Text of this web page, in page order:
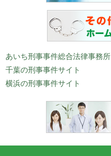
あいち刑事事件総合法律事務所
千葉の刑事事件サイト
横浜の刑事事件サイト